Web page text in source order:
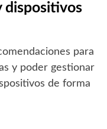
dispositivos
para
y poder gestionar
de forma